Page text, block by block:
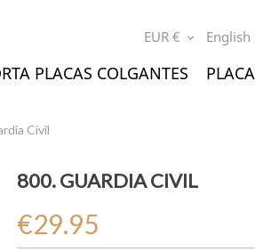
English
EUR € expand_more
PLACAS COLGANTES
Civil
800. GUARDIA CIVIL
€29.95